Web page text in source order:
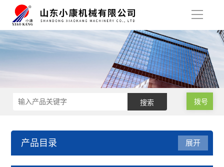
导
拨号
产品目录 展开